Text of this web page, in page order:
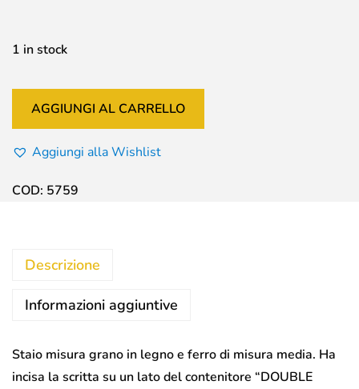
1 in stock
AGGIUNGI AL CARRELLO
Aggiungi alla Wishlist
COD: 5759
Descrizione
Informazioni aggiuntive
Staio misura grano in legno e ferro di misura media. Ha
incisa la scritta su un lato del contenitore “DOUBLE